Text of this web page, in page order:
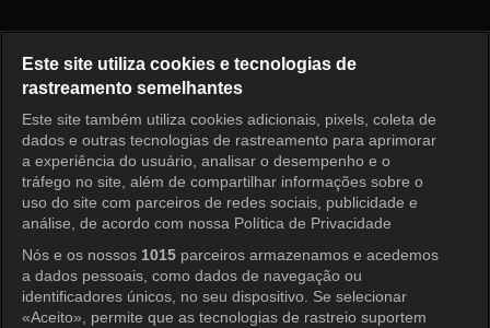
Entrar
Este site utiliza cookies e tecnologias de
rastreamento semelhantes
Este site também utiliza cookies adicionais, pixels, coleta de
dados e outras tecnologias de rastreamento para aprimorar
a experiência do usuário, analisar o desempenho e o
tráfego no site, além de compartilhar informações sobre o
uso do site com parceiros de redes sociais, publicidade e
análise, de acordo com nossa Política de Privacidade
Nós e os nossos 1015 parceiros armazenamos e acedemos
a dados pessoais, como dados de navegação ou
identificadores únicos, no seu dispositivo. Se selecionar
«Aceito», permite que as tecnologias de rastreio suportem